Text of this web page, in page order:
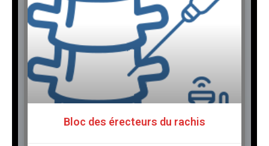
Bloc des érecteurs du rachis